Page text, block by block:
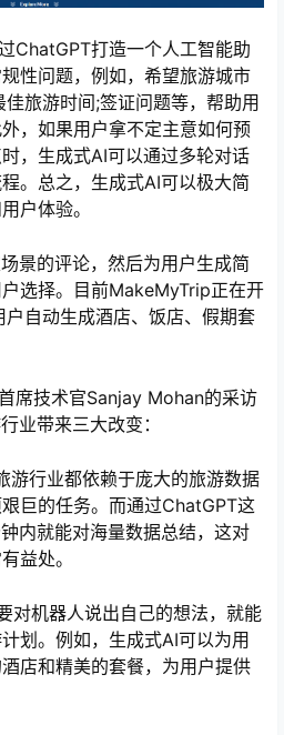
ChatGPT打造一个人工智能助
性问题，例如，希望旅游城市
旅游时间;签证问题等，帮助用
，如果用户拿不定主意如何预
，生成式AI可以通过多轮对话
。总之，生成式AI可以极大简
户体验。
景的评论，然后为用户生成简
选择。目前MakeMyTrip正在开
自动生成酒店、饭店、假期套
席技术官Sanjay Mohan的采访
业带来三大改变：
游行业都依赖于庞大的旅游数据
巨的任务。而通过ChatGPT这
内就能对海量数据总结，这对
益处。
对机器人说出自己的想法，就能
划。例如，生成式AI可以为用
店和精美的套餐，为用户提供